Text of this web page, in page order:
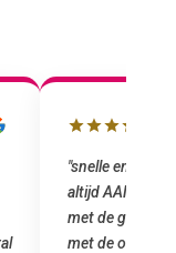
"Top service. Ik
het installeren
was meteen
gemaakt. Top